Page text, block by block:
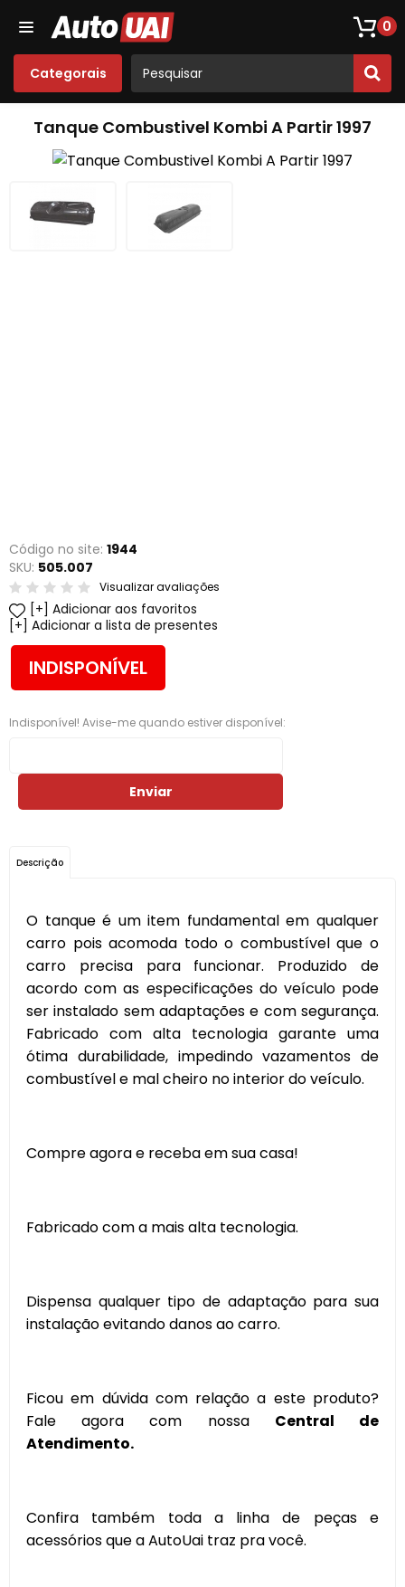
0
Categorais
Loja De Peças De Fusca Som
Tanque Combustivel Kombi A Partir 1997
Código no site: 1944
SKU: 505.007
Visualizar avaliações
Adicionar aos favoritos
Adicionar a lista de presentes
INDISPONÍVEL
Indisponível! Avise-me quando estiver disponível:
Enviar
Descrição
O tanque é um item fundamental em qualquer
carro pois acomoda todo o combustível que o
carro precisa para funcionar. Produzido de
acordo com as especificações do veículo pode
ser instalado sem adaptações e com segurança.
Fabricado com alta tecnologia garante uma
ótima durabilidade, impedindo vazamentos de
combustível e mal cheiro no interior do veículo.
Compre agora e receba em sua casa!
Fabricado com a mais alta tecnologia.
Dispensa qualquer tipo de adaptação para sua
instalação evitando danos ao carro.
Ficou em dúvida com relação a este produto?
Fale agora com nossa Central de
Atendimento.
Confira também toda a linha de peças e
acessórios que a AutoUai traz pra você.